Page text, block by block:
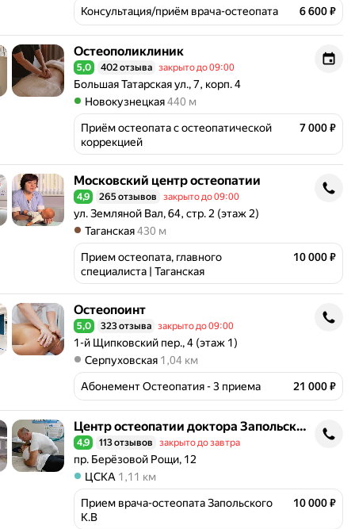
Консультация/приём врача-остеопата 6 600 ₽
ОстеополиклиникОстеополиклиник
Рейтинг 5,0 из 5
5,0 402 отзыва закрыто до 09:00
Адрес: Большая Татарская ул., 7, корп. 4 .
Большая Татарская ул., 7, корп. 4
Метро Новокузнецкая Расстояние 440 м
Новокузнецкая 440 м
Приём остеопата с остеопатической
коррекцией
7 000 ₽
Московский центр остеопатии
Московский центр остеопатии
Рейтинг 4,9 из 5
4,9 265 отзывов закрыто до 09:00
Адрес: ул. Земляной Вал, 64, стр. 2 (этаж 2) .
ул. Земляной Вал, 64, стр. 2 (этаж 2)
Метро Таганская Расстояние 430 м
Таганская 430 м
Прием остеопата, главного
специалиста | Таганская
10 000 ₽
ОстеопоинтОстеопоинт
Рейтинг 5,0 из 5
5,0 323 отзыва закрыто до 09:00
Адрес: 1-й Щипковский пер., 4 (этаж 1) .
1-й Щипковский пер., 4 (этаж 1)
Метро Серпуховская Расстояние 1,04 км
Серпуховская 1,04 км
Абонемент Остеопатия - 3 приема 21 000 ₽
Центр остеопатии доктора Запольского Центр остеопатии доктора Запольского
Рейтинг 4,9 из 5
4,9 113 отзывов закрыто до завтра
Адрес: пр. Берёзовой Рощи, 12 .
пр. Берёзовой Рощи, 12
Метро ЦСКА Расстояние 1,11 км
ЦСКА 1,11 км
Прием врача-остеопата Запольского
К.В
10 000 ₽